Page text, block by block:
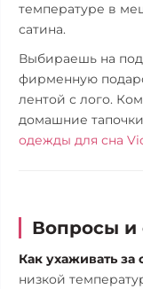
температуре в
сатина.
Выбираешь на
фирменную
лентой с лого.
домашние
одежды для сна
Вопросы и
Как ухаживать за
низкой